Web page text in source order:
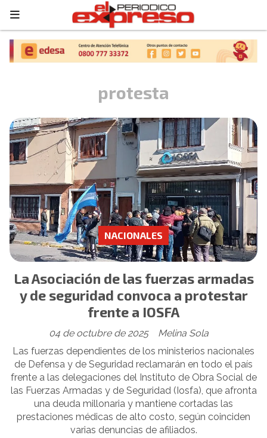
protesta
La Asociación de las fuerzas armadas
y de seguridad convoca a protestar
frente a IOSFA
Melina Sola
NACIONALES
04 de octubre de 2025
Las fuerzas dependientes de los ministerios nacionales
de Defensa y de Seguridad reclamarán en todo el país
frente a las delegaciones del Instituto de Obra Social de
las Fuerzas Armadas y de Seguridad (Iosfa), que afronta
una deuda millonaria y mantiene cortadas las
prestaciones médicas de alto costo, según coinciden
varias denuncias de afiliados.